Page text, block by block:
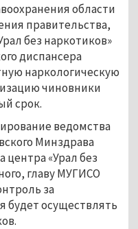
области
правительства,
без наркотиков»
диспансера
наркологическую
чиновники
срок.
ведомства
Минздрава
«Урал без
главу МУГИСО
за
будет осуществлять